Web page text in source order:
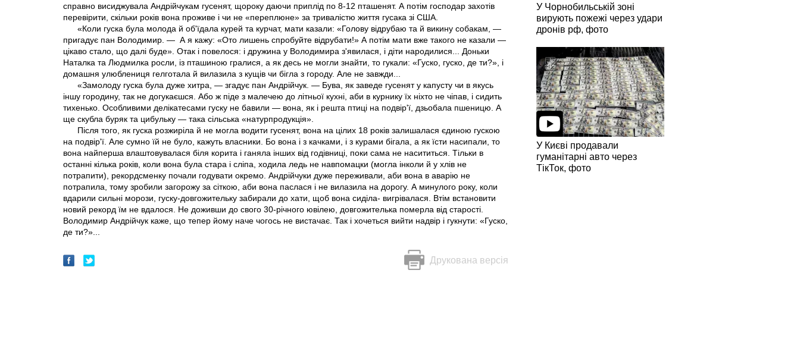
справно висиджувала Андрійчукам гусенят, щороку даючи приплід по 8-12 пташенят. А потім господар захотів
перевірити, скільки років вона проживе і чи не «переплюне» за тривалістю життя гусака зі США.
«Коли гуска була молода й об'їдала курей та курчат, мати казали: «Голову відрубаю та й викину собакам, —
пригадує пан Володимир. — А я кажу: «Ото лишень спробуйте відрубати!» А потім мати вже такого не казали —
цікаво стало, що далі буде». Отак і повелося: і дружина у Володимира з'явилася, і діти народилися... Доньки
Наталка та Людмилка росли, із пташиною гралися, а як десь не могли знайти, то гукали: «Гуско, гуско, де ти?», і
домашня улюблениця гелготала й вилазила з кущів чи бігла з городу. Але не завжди...
«Замолоду гуска була дуже хитра, — згадує пан Андрійчук. — Бува, як заведе гусенят у капусту чи в якусь
іншу городину, так не догукаєшся. Або ж піде з малечею до літньої кухні, аби в курнику їх ніхто не чіпав, і сидить
тихенько. Особливими делікатесами гуску не бавили — вона, як і решта птиці на подвір'ї, дзьобала пшеницю. А
ще скубла буряк та цибульку — така сільська «натурпродукція».
Після того, як гуска розжиріла й не могла водити гусенят, вона на цілих 18 років залишалася єдиною гускою
на подвір'ї. Але сумно їй не було, кажуть власники. Бо вона і з качками, і з курами бігала, а як їсти насипали, то
вона найперша влаштовувалася біля корита і ганяла інших від годівниці, поки сама не насититься. Тільки в
останні кілька років, коли вона була стара і сліпа, ходила ледь не навпомацки (могла інколи й у хлів не
потрапити), рекордсменку почали годувати окремо. Андрійчуки дуже переживали, аби вона в аварію не
потрапила, тому зробили загорожу за сіткою, аби вона паслася і не вилазила на дорогу. А минулого року, коли
вдарили сильні морози, гуску-довгожительку забирали до хати, щоб вона сиділа- вигрівалася. Втім встановити
новий рекорд їм не вдалося. Не доживши до свого 30-річного ювілею, довгожителька померла від старості.
Володимир Андрійчук каже, що тепер йому наче чогось не вистачає. Так і хочеться вийти надвір і гукнути: «Гуско,
де ти?»...
Друкована версія
У Чорнобильській зоні
вирують пожежі через удари
дронів рф, фото
У Києві продавали
гуманітарні авто через
ТікТок, фото